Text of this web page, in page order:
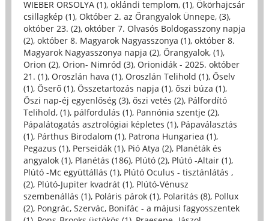
WIEBER ORSOLYA (1), oklándi templom, (1), Ökörhajcsár
csillagkép (1), Október 2. az Őrangyalok Ünnepe, (3),
október 23. (2), október 7. Olvasós Boldogasszony napja
(2), október 8. Magyarok Nagyasszonya (1), október 8.
Magyarok Nagyasszonya napja (2), Őrangyalok, (1),
Orion (2), Orion- Nimród (3), Orionidák - 2025. október
21. (1), Oroszlán hava (1), Oroszlán Telihold (1), Őselv
(1), Őserő (1), Összetartozás napja (1), őszi búza (1),
Őszi nap-éj egyenlőség (3), őszi vetés (2), Pálfordító
Telihold, (1), pálfordulás (1), Pannónia szentje (2),
Pápalátogatás asztrológiai képletes (1), Pápaválasztás
(1), Párthus Birodalom (1), Patrona Hungariea (1),
Pegazus (1), Perseidák (1), Pió Atya (2), Planéták és
angyalok (1), Planétás (186), Plútó (2), Plútó -Altair (1),
Plútó -Mc együttállás (1), Plútó Oculus - tisztánlátás ,
(2), Plútó-Jupiter kvadrát (1), Plútó-Vénusz
szembenállás (1), Poláris párok (1), Polaritás (8), Pollux
(2), Pongrác, Szervác, Bonifác - a májusi fagyosszentek